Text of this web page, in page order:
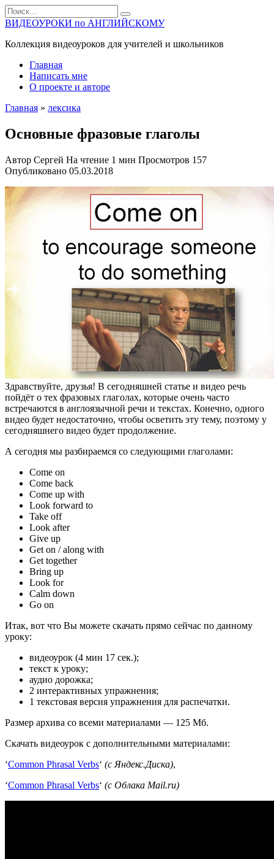
Перейти
к
содержанию
Search
for:
ВИДЕОУРОКИ по АНГЛИЙСКОМУ
Коллекция видеоуроков для учителей и школьников
Главная
Написать мне
О проекте и авторе
Главная » лексика
Основные фразовые глаголы
Автор Сергей На чтение 1 мин Просмотров 157
Опубликовано 05.03.2018
Здравствуйте, друзья! В сегодняшней статье и видео речь
пойдёт о тех фразовых глаголах, которые очень часто
встречаются в англоязычной речи и текстах. Конечно, одного
видео будет недостаточно, чтобы осветить эту тему, поэтому у
сегодняшнего видео будет продолжение.
А сегодня мы разбираемся со следующими глаголами:
Come on
Come back
Come up with
Look forward to
Take off
Look after
Give up
Get on / along with
Get together
Bring up
Look for
Calm down
Go on
Итак, вот что Вы можете скачать прямо сейчас по данному
уроку:
видеоурок (4 мин 17 сек.);
текст к уроку;
аудио дорожка;
2 интерактивных упражнения;
1 текстовая версия упражнения для распечатки.
Размер архива со всеми материалами — 125 Мб.
Скачать видеоурок с дополнительными материалами:
‘Common Phrasal Verbs‘ (с Яндекс.Диска),
‘Common Phrasal Verbs‘ (с Облака Mail.ru)